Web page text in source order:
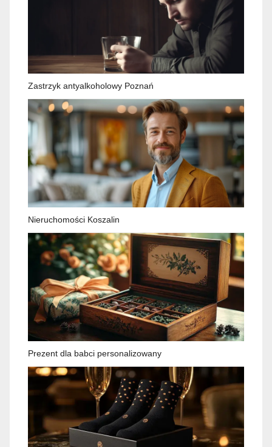
Zastrzyk antyalkoholowy Poznań
Nieruchomości Koszalin
Prezent dla babci personalizowany